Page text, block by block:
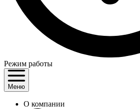
Режим работы
Меню
О компании